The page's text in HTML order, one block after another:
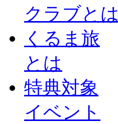
クラブとは
くるま旅
とは
特典対象
イベント